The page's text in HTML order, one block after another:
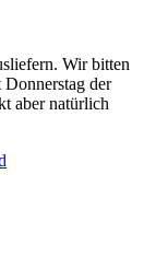
Wir bitten
Donnerstag der
aber natürlich